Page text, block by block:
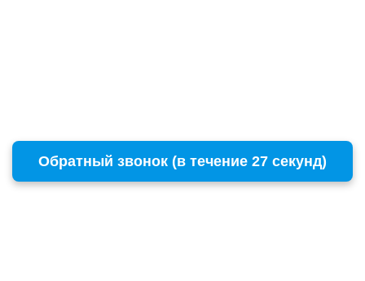
Обратный звонок (в течение 27 секунд)